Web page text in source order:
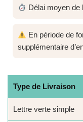
Délai moyen
En période de
supplémentaire
Type de Livraison
Lettre verte simple